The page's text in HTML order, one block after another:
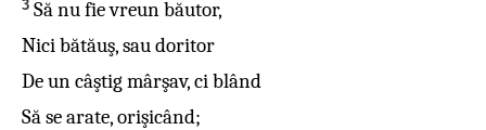
3 Să nu fie vreun băutor,
Nici bătăuş, sau doritor
De un câştig mârşav, ci blând
Să se arate, orişicând;